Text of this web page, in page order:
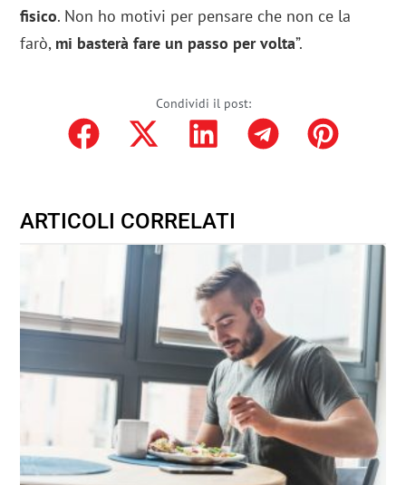
fisico. Non ho motivi per pensare che non ce la
farò, mi basterà fare un passo per volta”.
Condividi il post:
ARTICOLI CORRELATI